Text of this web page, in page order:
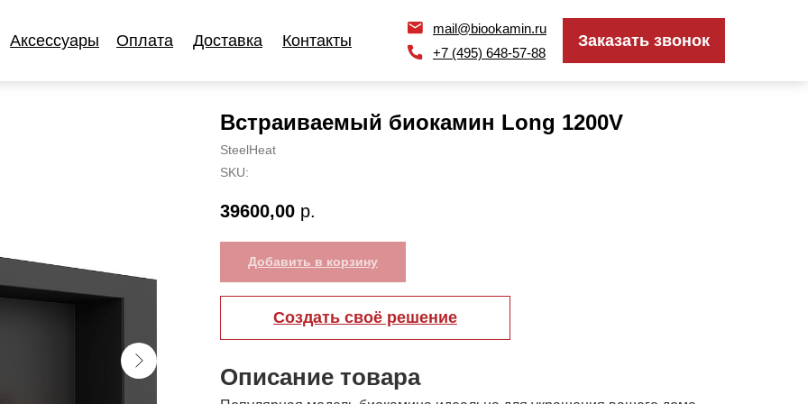
Доставка Контакты
Оплата Заказать звонок
+7 (495) 648-57-88
mail@biookamin.ru
Аксессуары
Аксессуары Доставка Контакты
Оплата Заказать звонок
+7 (495) 648-57-88
mail@biookamin.ru
Встраиваемый биокамин Long 1200V
SteelHeat
SKU:
39600,00 р.
Добавить в корзину
Создать своё решение
Описание товара